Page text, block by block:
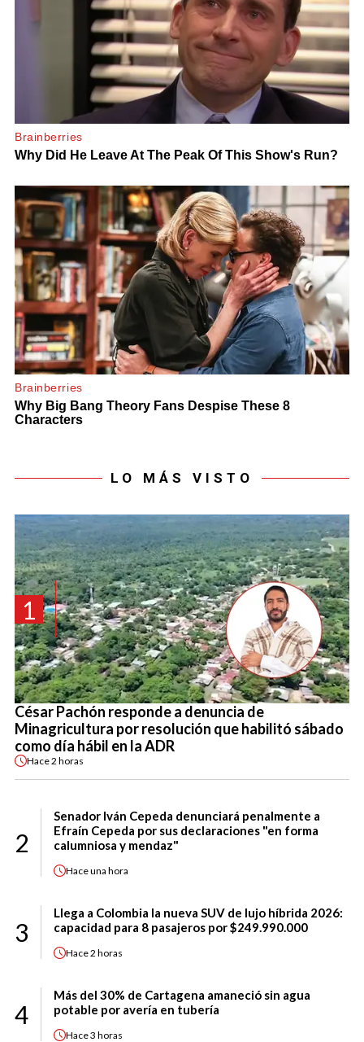
LO MÁS VISTO
1
César Pachón responde a denuncia de
Minagricultura por resolución que habilitó sábado
como día hábil en la ADR
Hace2 horas
2
Senador Iván Cepeda denunciará penalmente a
Efraín Cepeda por sus declaraciones "en forma
calumniosa y mendaz"
Haceuna hora
3
Llega a Colombia la nueva SUV de lujo híbrida 2026:
capacidad para 8 pasajeros por $249.990.000
Hace2 horas
4
Más del 30% de Cartagena amaneció sin agua
potable por avería en tubería
Hace3 horas